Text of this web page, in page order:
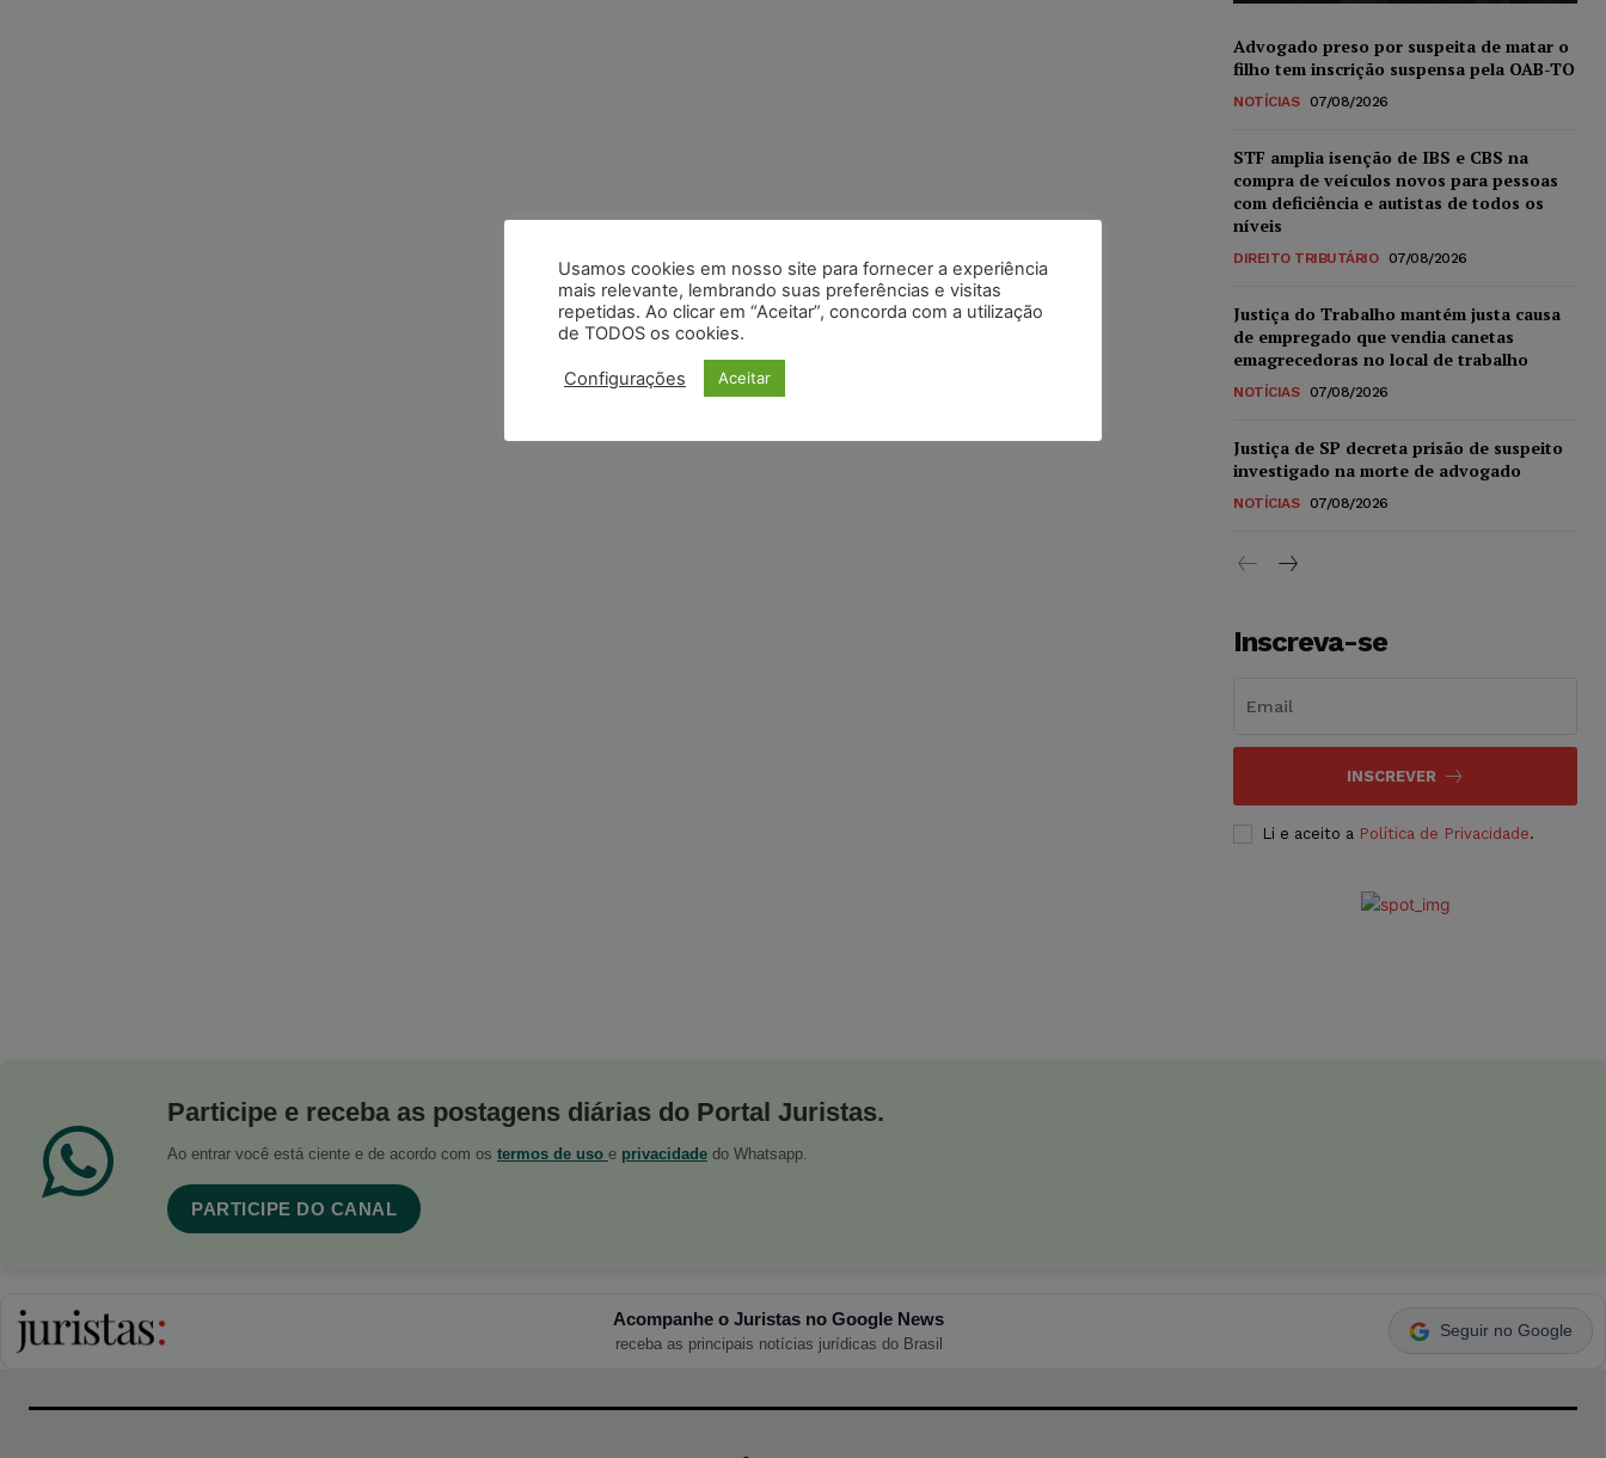
Advogado preso por suspeita de matar o
filho tem inscrição suspensa pela OAB-TO
NOTÍCIAS 07/08/2026
STF amplia isenção de IBS e CBS na
compra de veículos novos para pessoas
com deficiência e autistas de todos os
níveis
DIREITO TRIBUTÁRIO 07/08/2026
Justiça do Trabalho mantém justa causa
de empregado que vendia canetas
emagrecedoras no local de trabalho
NOTÍCIAS 07/08/2026
Justiça de SP decreta prisão de suspeito
investigado na morte de advogado
NOTÍCIAS 07/08/2026
Inscreva-se
INSCREVER
Li e aceito a Política de Privacidade.
Participe e receba as postagens diárias do Portal Juristas.
Ao entrar você está ciente e de acordo com os termos de uso e privacidade do Whatsapp.
PARTICIPE DO CANAL
Acompanhe o Juristas no Google News
receba as principais notícias jurídicas do Brasil
Seguir no Google
Usamos cookies em nosso site para fornecer a experiência
mais relevante, lembrando suas preferências e visitas
repetidas. Ao clicar em “Aceitar”, concorda com a utilização
de TODOS os cookies.
Configurações Aceitar